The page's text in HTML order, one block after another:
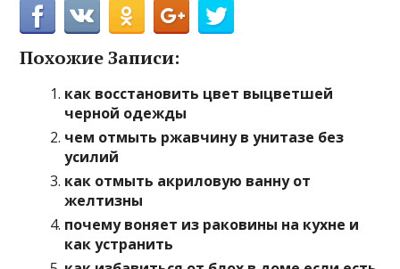
Похожие Записи:
как восстановить цвет выцветшей
черной одежды
чем отмыть ржавчину в унитазе без
усилий
как отмыть акриловую ванну от
желтизны
почему воняет из раковины на кухне и
как устранить